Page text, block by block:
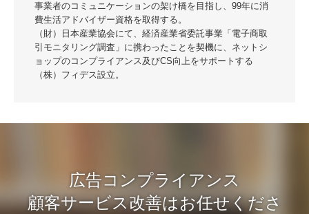
事業者のコミュニケーションの架け橋を目指し、99年に消
費生活アドバイザー資格を取得する。
（財）日本産業協会にて、経済産業省委託事業「電子商取
引モニタリング調査」に携わったことを契機に、ネットシ
ョップのコンプライアンス及びCS向上をサポートする
（株）フィデス設立。
広告コンプライアンス
顧客サービス改善はお任せくださ